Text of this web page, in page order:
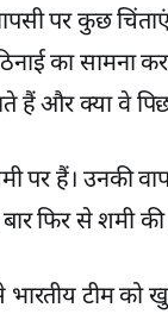
पर कुछ
का सामना
हैं और क्या वे
पर हैं। उनकी
बार फिर से शमी
भारतीय टीम को